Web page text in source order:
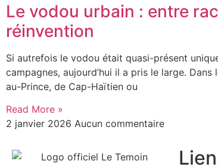
Le vodou urbain : entre
réinvention
Si autrefois le vodou était quasi-présent
campagnes, aujourd’hui il a pris le large.
au-Prince, de Cap-Haïtien ou
Read More »
2 janvier 2026 Aucun commentaire